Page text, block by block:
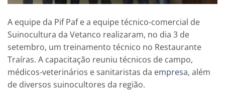
A equipe da Pif Paf e a equipe técnico-comercial de
Suinocultura da Vetanco realizaram, no dia 3 de
setembro, um treinamento técnico no Restaurante
Traíras. A capacitação reuniu técnicos de campo,
médicos-veterinários e sanitaristas da empresa, além
de diversos suinocultores da região.